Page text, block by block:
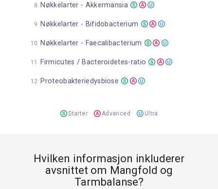
Nøkkelarter - Akkermansia
Nøkkelarter - Bifidobacterium
Nøkkelarter - Faecalibacterium
Firmicutes / Bacteroidetes-ratio
Proteobakteriedysbiose
Starter Advanced Ultra
Hvilken informasjon inkluderer
avsnittet om Mangfold og
Tarmbalanse?